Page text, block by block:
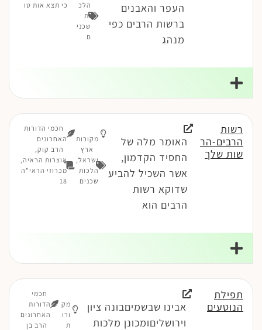
העפר והאבנים
ברשות הרבים כפי
מנהג
הלכ
ות
שכני
ם
כי תצא אות טו
רשות
הרבים-הר
שות שלך
האומר מלה של
החסיד הקדמון,
אשר השכיל להביע
שדוקא רשות
הרבים הוא
מקורות
ארץ
ישראל,
הלכות
שכנים
חכמי הדורות
האחרונים
הרב קוק,
אוצרות הראיה,
מכרוזי הראי"ה
18
תפילת
הנוטעים
אבינו שבשמיםבונה ציון
וירושליםומכונן מלכות
מק
ורו
ת
חכמי
הדורות
האחרונים
הרב בן